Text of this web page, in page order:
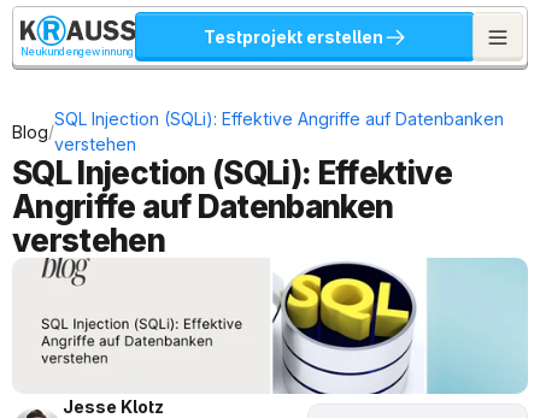
Neukundengewinnung
Testprojekt erstellen
Blog/
SQL Injection (SQLi): Effektive Angriffe auf Datenbanken
verstehen
SQL Injection (SQLi): Effektive
Angriffe auf Datenbanken
verstehen
Jesse Klotz